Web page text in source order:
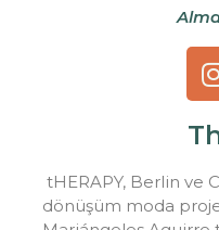
tHERAPY, Berlin ve
dönüşüm moda